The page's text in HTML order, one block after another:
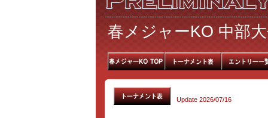
春メジャーKO 中部
Update 2026/07/16